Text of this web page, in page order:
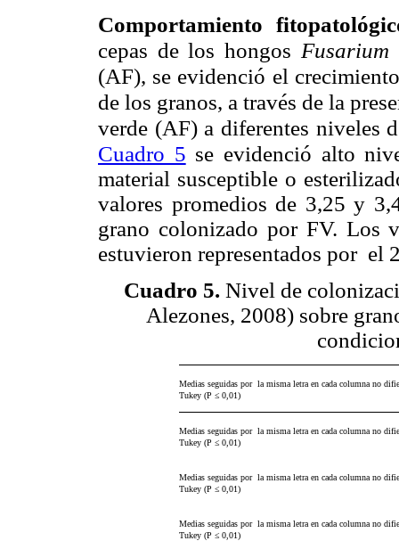
Comportamiento
cepas de los hongos
(AF), se evidenció el
de los granos, a través de la
verde (AF) a diferentes niveles
Cuadro 5 se evidenció alto
material susceptible o
valores promedios de 3,25 y
grano colonizado por FV. Los
estuvieron representados por el
Cuadro 5. Nivel de
Alezones, 2008) sobre
Medias seguidas por la misma letra en cada columna no
Tukey (P ≤ 0,01)
Medias seguidas por la misma letra en cada columna no
Tukey (P ≤ 0,01)
Medias seguidas por la misma letra en cada columna no
Tukey (P ≤ 0,01)
Medias seguidas por la misma letra en cada columna no
Tukey (P ≤ 0,01)